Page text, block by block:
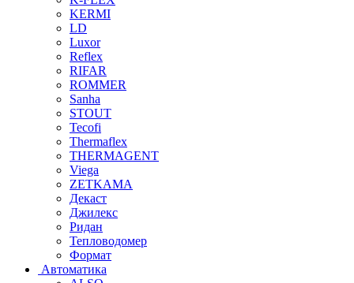
KERMI
LD
Luxor
Reflex
RIFAR
ROMMER
Sanha
STOUT
Tecofi
Thermaflex
THERMAGENT
Viega
ZETKAMA
Декаст
Джилекс
Ридан
Тепловодомер
Формат
Автоматика